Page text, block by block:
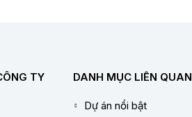
TY DANH MỤC LIÊN QUAN
Dự án nổi bật